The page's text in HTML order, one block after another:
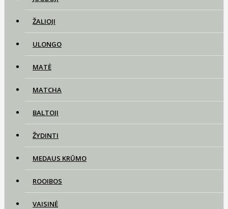
ŽALIOJI
ULONGO
MATĖ
MATCHA
BALTOJI
ŽYDINTI
MEDAUS KRŪMO
ROOIBOS
VAISINĖ